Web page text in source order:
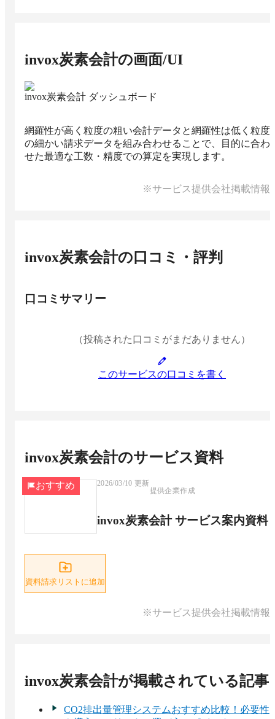
invox炭素会計の画面/UI
invox炭素会計 ダッシュボード
網羅性が高く粒度の粗い会計データと網羅性は低く粒度
の細かい請求データを組み合わせることで、目的に合わ
せた最適な工数・精度での算定を実現します。
※サービス提供会社掲載情報
invox炭素会計の口コミ・評判
口コミサマリー
（投稿された口コミがまだありません）
このサービスの口コミを書く
invox炭素会計のサービス資料
おすすめ 2026/03/10 更新
提供企業作成
invox炭素会計 サービス案内資料
資料請求リストに追加
※サービス提供会社掲載情報
invox炭素会計が掲載されている記事
CO2排出量管理システムおすすめ比較！必要性